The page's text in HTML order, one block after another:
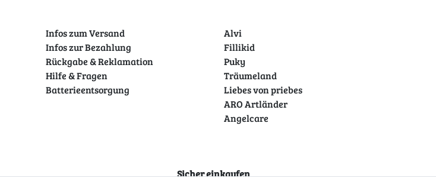
Infos zum Versand
Infos zur Bezahlung
Rückgabe & Reklamation
Hilfe & Fragen
Batterieentsorgung
Alvi
Fillikid
Puky
Träumeland
Liebes von priebes
ARO Artländer
Angelcare
Sicher einkaufen